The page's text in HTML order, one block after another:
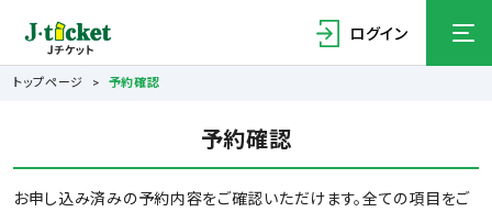
ログイン
トップページ 予約確認
予約確認
お申し込み済みの予約内容をご確認いただけます。全ての項目をご